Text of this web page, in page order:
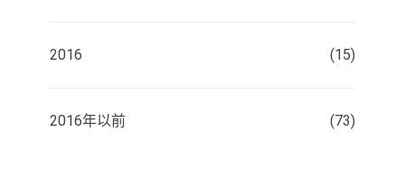
2016 (15)
2016年以前 (73)